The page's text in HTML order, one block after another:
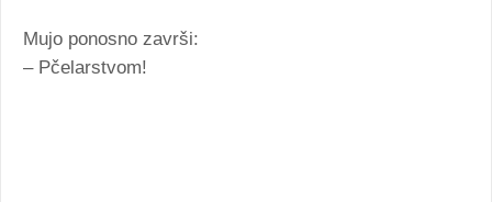
Mujo ponosno završi:
– Pčelarstvom!